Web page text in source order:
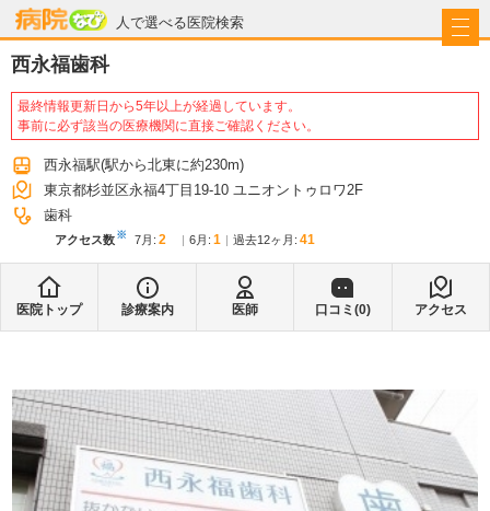
人で選べる医院検索
病院なび
西永福歯科
最終情報更新日から5年以上が経過しています。
事前に必ず該当の医療機関に直接ご確認ください。
西永福駅(駅から北東に約230m)
東京都杉並区永福4丁目19-10 ユニオントゥロワ2F
歯科
アクセス数※ 7月 : 2 6月 : 1 過去12ヶ月: 41
医院トップ 診療案内 医師 口コミ(0) アクセス